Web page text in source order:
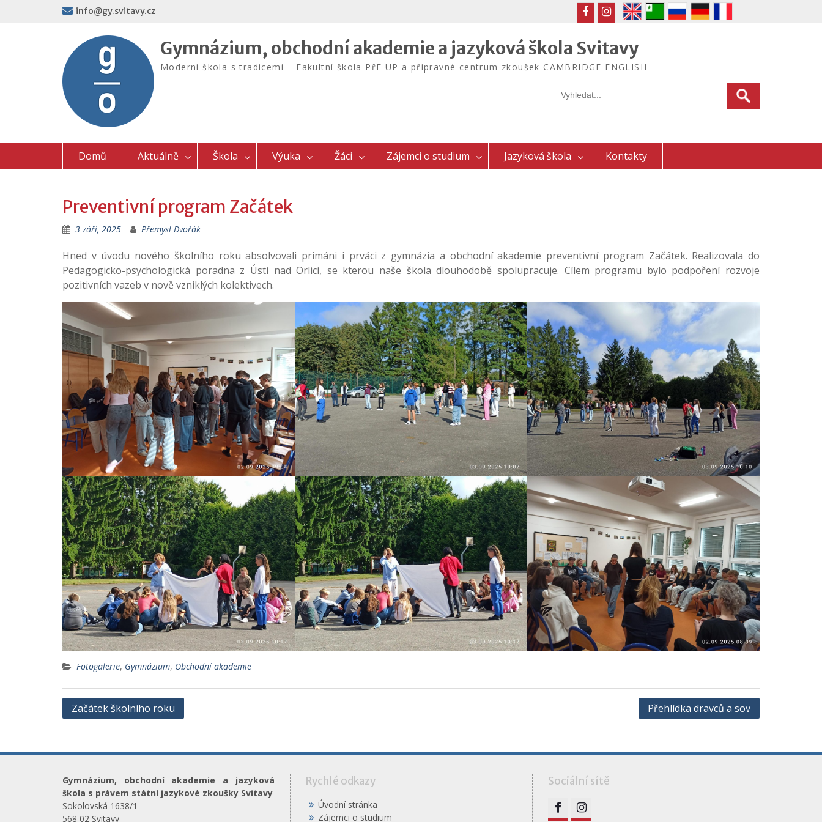
info@gy.svitavy.cz
FB
IG
Gymnázium, obchodní akademie a jazyková škola Svitavy
Moderní škola s tradicemi – Fakultní škola PřF UP a přípravné centrum zkoušek CAMBRIDGE ENGLISH
for:
Domů Aktuálně Škola Výuka Žáci Zájemci o studium Jazyková škola Kontakty
Preventivní program Začátek
3 září, 2025 Přemysl Dvořák
Hned v úvodu nového školního roku absolvovali primáni i prváci z gymnázia a obchodní akademie preventivní program Začátek. Realizovala do
Pedagogicko-psychologická poradna z Ústí nad Orlicí, se kterou naše škola dlouhodobě spolupracuje. Cílem programu bylo podpoření rozvoje
pozitivních vazeb v nově vzniklých kolektivech.
Fotogalerie, Gymnázium, Obchodní akademie
Navigace
Začátek školního roku Přehlídka dravců a sov
Gymnázium, obchodní akademie a jazyková
škola s právem státní jazykové zkoušky Svitavy
Sokolovská 1638/1
568 02 Svitavy
Rychlé odkazy
Úvodní stránka
Zájemci o studium
Sociální sítě